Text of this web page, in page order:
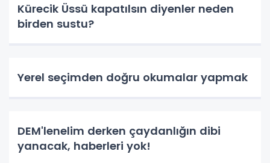
Kürecik Üssü kapatılsın diyenler neden
birden sustu?
Yerel seçimden doğru okumalar yapmak
DEM'lenelim derken çaydanlığın dibi
yanacak, haberleri yok!